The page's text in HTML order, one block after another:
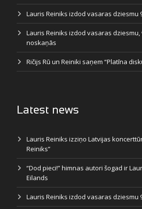
Lauris Reiniks izdod vasaras dziesmu
Lauris Reiniks izdod vasaras
noskaņās
Ričijs Rū un Reiniki saņem “Platīna
Latest news
Lauris Reiniks izziņo Latvijas
Reiniks”
“Dod pieci!” himnas autori šogad ir
Eilands
Lauris Reiniks izdod vasaras dziesmu